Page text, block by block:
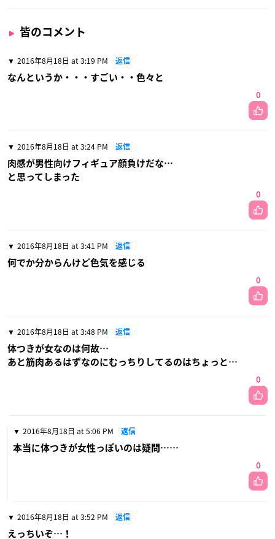
皆のコメント
2016年8月18日 at 3:19 PM 返信
なんというか・・・すごい・・色々と
0
2016年8月18日 at 3:24 PM 返信
肉感が男性向けフィギュア顔負けだな…
と思ってしまった
0
2016年8月18日 at 3:41 PM 返信
何でか分からんけど色気を感じる
0
2016年8月18日 at 3:48 PM 返信
体つきが女なのは何故…
あと筋肉あるはずなのにむっちりしてるのはちょっと…
0
2016年8月18日 at 5:06 PM 返信
本当に体つきが女性っぽいのは疑問……
0
2016年8月18日 at 3:52 PM 返信
えっちいぞ…！